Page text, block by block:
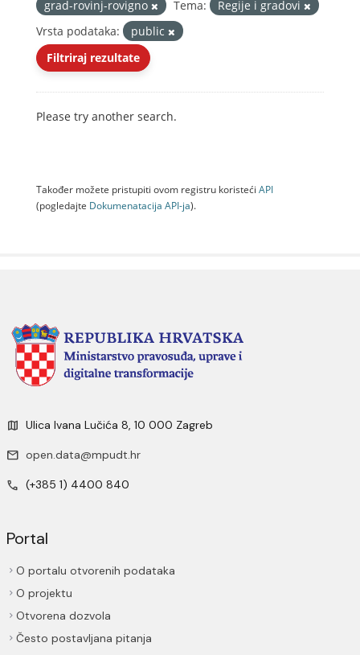
grad-rovinj-rovigno
Tema:
Regije i gradovi
Vrsta podataka:
public
Filtriraj rezultate
Please try another search.
Također možete pristupiti ovom registru koristeći API
(pogledajte Dokumenаtаcijа API-jа).